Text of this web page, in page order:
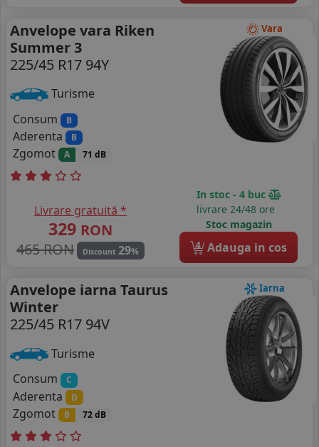
Vara
Anvelope vara Riken
Summer 3
225/45 R17 94Y
Turisme
Consum
B
Aderenta B
Zgomot A 71 dB
Livrare gratuită *
329 RON
465 RON
Discount 29%
In stoc - 4 buc
livrare 24/48 ore
Stoc magazin
4 Adauga in cos
Iarna
Anvelope iarna Taurus
Winter
225/45 R17 94V
Turisme
Consum
C
Aderenta D
Zgomot B 72 dB